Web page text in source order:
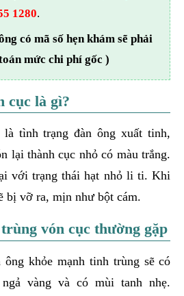
1280.
có mã số hẹn khám sẽ phải
mức chi phí gốc )
cục là gì?
tình trạng đàn ông xuất tinh,
lại thành cục nhỏ có màu trắng.
với trạng thái hạt nhỏ li ti. Khi
bị vỡ ra, mịn như bột cám.
vón cục thường gặp
khỏe mạnh tinh trùng sẽ có
vàng và có mùi tanh nhẹ.